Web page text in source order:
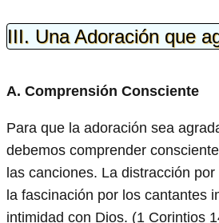
III. Una Adoración que
A. Comprensión Consciente
Para que la adoración sea
debemos comprender
las canciones. La distracción
la fascinación por los cantantes
intimidad con Dios. (1 Corintios